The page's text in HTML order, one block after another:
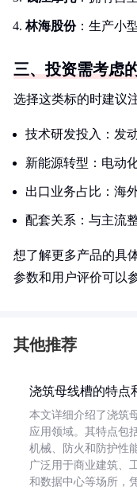
林海股份：生产小
三、投资需考虑
选择这类标的时建议
技术研发投入：发
新能源转型：电动
出口业务占比：海
配套关系：与主流
想了解更多产品的具
参数和用户评价可以
其他推荐
浇筑母线槽的特点
本文详细介绍了浇筑
应用领域。其特点包
机械、防火和防护性
广泛用于商业建筑、
和数据中心等场所，